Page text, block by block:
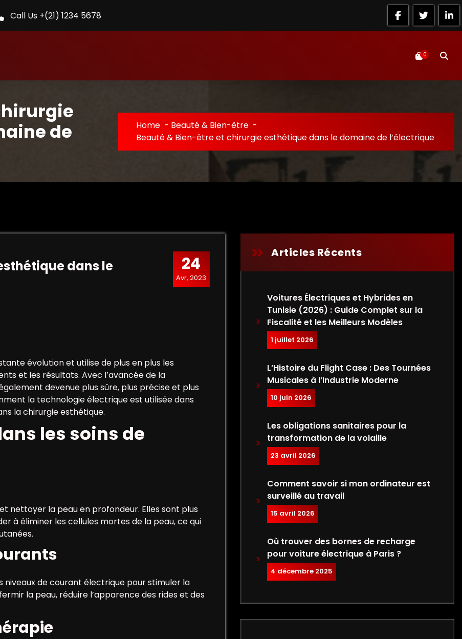
Call Us +(21) 1234 5678
0
de
Home - Beauté & Bien-être -
Beauté & Bien-être et chirurgie esthétique dans le domaine de l’électrique
24
Avr, 2023
dans le
évolution et utilise de plus en plus les
et les résultats. Avec l’avancée de la
devenue plus sûre, plus précise et plus
la technologie électrique est utilisée dans
la chirurgie esthétique.
les soins de
nettoyer la peau en profondeur. Elles sont plus
à éliminer les cellules mortes de la peau, ce qui
de courant électrique pour stimuler la
la peau, réduire l’apparence des rides et des
Articles Récents
Voitures Électriques et Hybrides en
Tunisie (2026) : Guide Complet sur la
Fiscalité et les Meilleurs Modèles
1 juillet 2026
L’Histoire du Flight Case : Des Tournées
Musicales à l’Industrie Moderne
10 juin 2026
Les obligations sanitaires pour la
transformation de la volaille
23 avril 2026
Comment savoir si mon ordinateur est
surveillé au travail
15 avril 2026
Où trouver des bornes de recharge
pour voiture électrique à Paris ?
4 décembre 2025